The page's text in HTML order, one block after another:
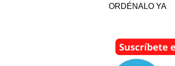
ORDÉNALO YA